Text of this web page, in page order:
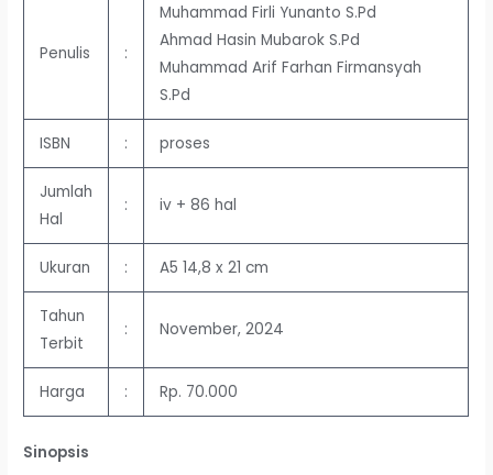
Penulis :
Muhammad Firli Yunanto S.Pd
Ahmad Hasin Mubarok S.Pd
Muhammad Arif Farhan Firmansyah
S.Pd
ISBN : proses
Jumlah
Hal
: iv + 86 hal
Ukuran : A5 14,8 x 21 cm
Tahun
Terbit
: November, 2024
Harga : Rp. 70.000
Sinopsis